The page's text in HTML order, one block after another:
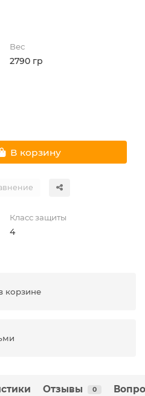
Вес
2790 гр
В корзину
Класс защиты
4
корзине
Отзывы 0